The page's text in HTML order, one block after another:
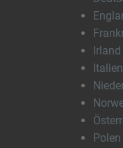
Irland
Italien
Polen